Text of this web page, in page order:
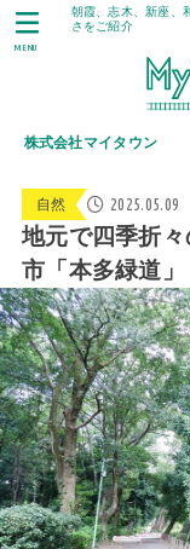
朝霞、志木、新座、
さをご紹介
株式会社マイタウン
MENU
自然 2025.05.09
地元で四季折
市「本多緑道」